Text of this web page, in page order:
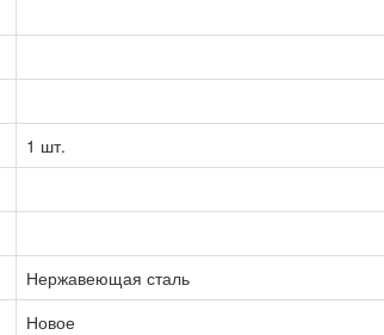
1 шт.
Нержавеющая сталь
Новое